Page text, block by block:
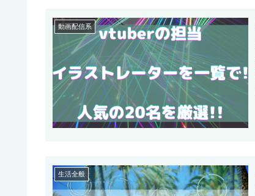
動画配信系
生活全般